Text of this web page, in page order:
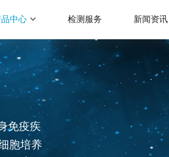
品中心 检测服务 新闻资讯
免疫疾
胞培养